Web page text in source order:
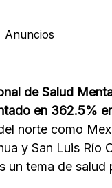
Anuncios
de Salud
en 362.5%
norte como
y San Luis Río
tema de salud